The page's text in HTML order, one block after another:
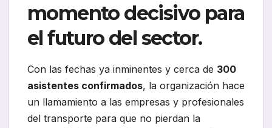
momento decisivo para
el futuro del sector.
Con las fechas ya inminentes y cerca de 300
asistentes confirmados, la organización hace
un llamamiento a las empresas y profesionales
del transporte para que no pierdan la